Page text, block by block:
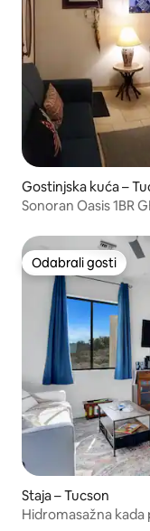
Gostinjska kuća –
Sonoran Oasis 1BR
Odabrali gosti
Odabrali gosti
Staja – Tucson
Hidromasažna